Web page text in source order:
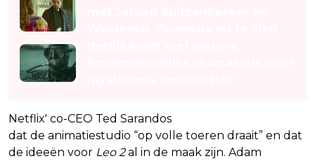
Netflix' co-CEO Ted Sarandos
dat de animatiestudio “op volle toeren draait” en dat
de ideeën voor Leo 2al in de maak zijn. Adam